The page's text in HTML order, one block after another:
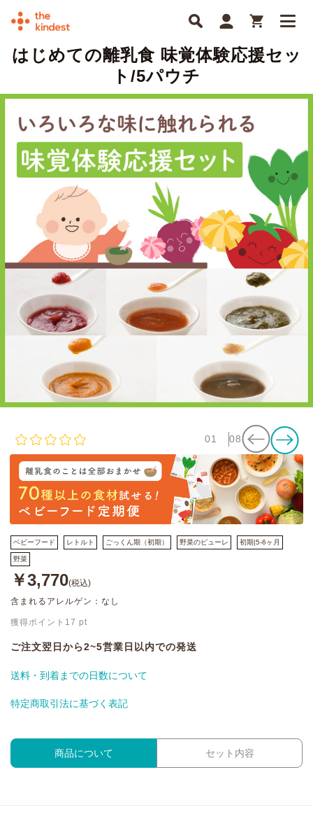
はじめての離乳食 味覚体験応援セッ
ト/5パウチ
01 08
ベビーフード レトルト ごっくん期（初期） 野菜のピューレ 初期|5-6ヶ月
野菜
￥3,770(税込)
含まれるアレルゲン：なし
獲得ポイント 17 pt
ご注文翌日から2~5営業日以内での発送
送料・到着までの日数について
特定商取引法に基づく表記
商品について セット内容